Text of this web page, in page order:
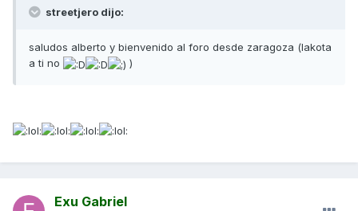
streetjero dijo:
saludos alberto y bienvenido al foro desde zaragoza (lakota
a ti no
)
Exu Gabriel